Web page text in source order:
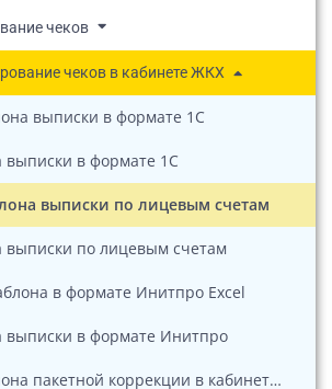
чеков
чеков в кабинете ЖКХ
выписки в формате 1С
выписки в формате 1С
выписки по лицевым счетам
выписки по лицевым счетам
в формате Инитпро Excel
выписки в формате Инитпро
Создание шаблона пакетной коррекции в кабинете ЖКХ